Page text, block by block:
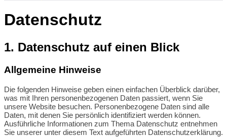
Datenschutz
1. Datenschutz auf einen Blick
Allgemeine Hinweise
Die folgenden Hinweise geben einen einfachen Überblick darüber,
was mit Ihren personenbezogenen Daten passiert, wenn Sie
unsere Website besuchen. Personenbezogene Daten sind alle
Daten, mit denen Sie persönlich identifiziert werden können.
Ausführliche Informationen zum Thema Datenschutz entnehmen
Sie unserer unter diesem Text aufgeführten Datenschutzerklärung.